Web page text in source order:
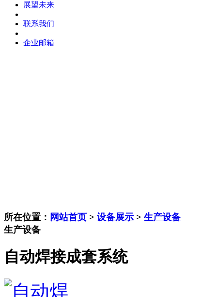
展望未来
联系我们
企业邮箱
所在位置： 网站首页 > 设备展示 > 生产设备
生产设备
自动焊接成套系统